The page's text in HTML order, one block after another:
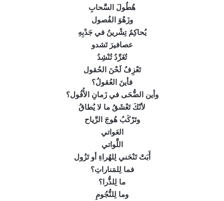
هُطُولَ السَّحابِ
وزَهْوَ الفُصول
يُحاكِمُ تِشْرينُ في جَدْبِهِ
عصافيرَ تَشدو
تُغَرِّدُ تُنْشِدُ
تَعْزِفُ لَحْنَ الحُقول
فأينَ العُقولُ؟
وأين الضُّحَى في زَمانِ الأُفُول؟
لأنّكَ تَعْشَقُ ما لا يُطاقُ
وتَرْكَبُ هُوجَ الرِّياح
العَواتي
اللَّواتي
أَبَتْ تَنْحَني لِلهُراءِ أو تَزُول
فما لِلمَناراتِ؟
ما لِلذُّرا؟
وما لِلنُّجُومِ